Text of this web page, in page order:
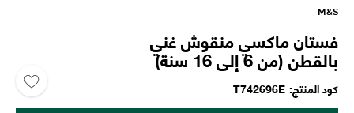
M&S
فستان ماكسي منقوش غني
بالقطن (من 6 إلى 16 سنة)
كود المنتج T742696E